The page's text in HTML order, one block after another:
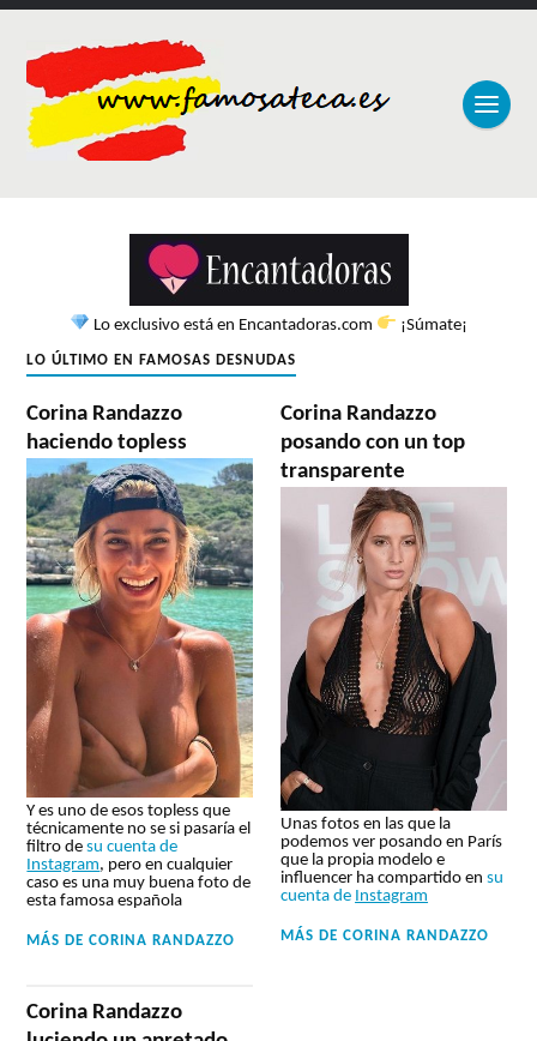
Lo exclusivo está en Encantadoras.com ¡Súmate¡
LO ÚLTIMO EN FAMOSAS DESNUDAS
Corina Randazzo
haciendo topless
Y es uno de esos topless que
técnicamente no se si pasaría el
filtro desu cuenta de
Instagram, pero en cualquier
caso es una muy buena foto de
esta famosa española
MÁS DECORINA RANDAZZO
Corina Randazzo
posando con un top
transparente
Unas fotos en las que la
podemos ver posando en París
que la propia modelo e
influencer ha compartido ensu
cuenta de Instagram
MÁS DECORINA RANDAZZO
Corina Randazzo